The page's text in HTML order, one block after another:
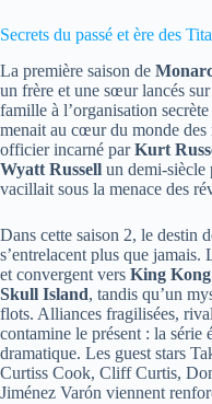
Secrets du passé et ère des
La première saison de
un frère et une sœur lancés
famille à l’organisation
menait au cœur du monde des
officier incarné parKurt
Wyatt Russell un demi-siècle
vacillait sous la menace des
Dans cette saison 2, le destin
s’entrelacent plus que jamais.
et convergent vers King Kong
Skull Island, tandis qu’un
flots. Alliances fragilisées,
contamine le présent : la série
dramatique. Les guest stars
Curtiss Cook, Cliff Curtis,
Jiménez Varón viennent